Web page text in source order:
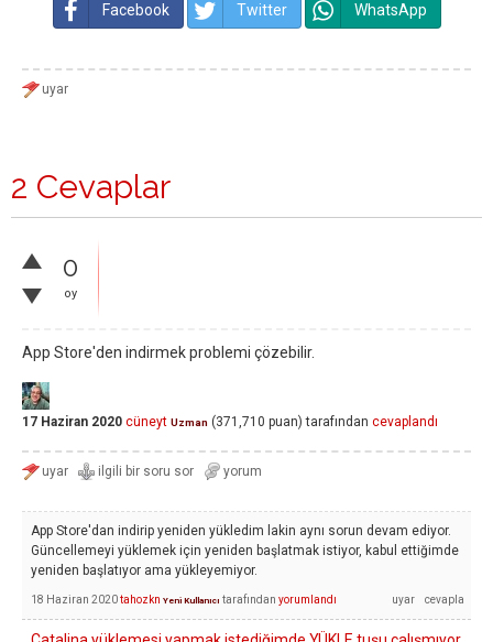
Facebook Twitter WhatsApp
2 Cevaplar
0
oy
App Store'den indirmek problemi çözebilir.
17 Haziran 2020 cüneyt Uzman (371,710 puan) tarafından cevaplandı
App Store'dan indirip yeniden yükledim lakin aynı sorun devam ediyor.
Güncellemeyi yüklemek için yeniden başlatmak istiyor, kabul ettiğimde
yeniden başlatıyor ama yükleyemiyor.
18 Haziran 2020tahozkn Yeni Kullanıcı tarafından yorumlandı